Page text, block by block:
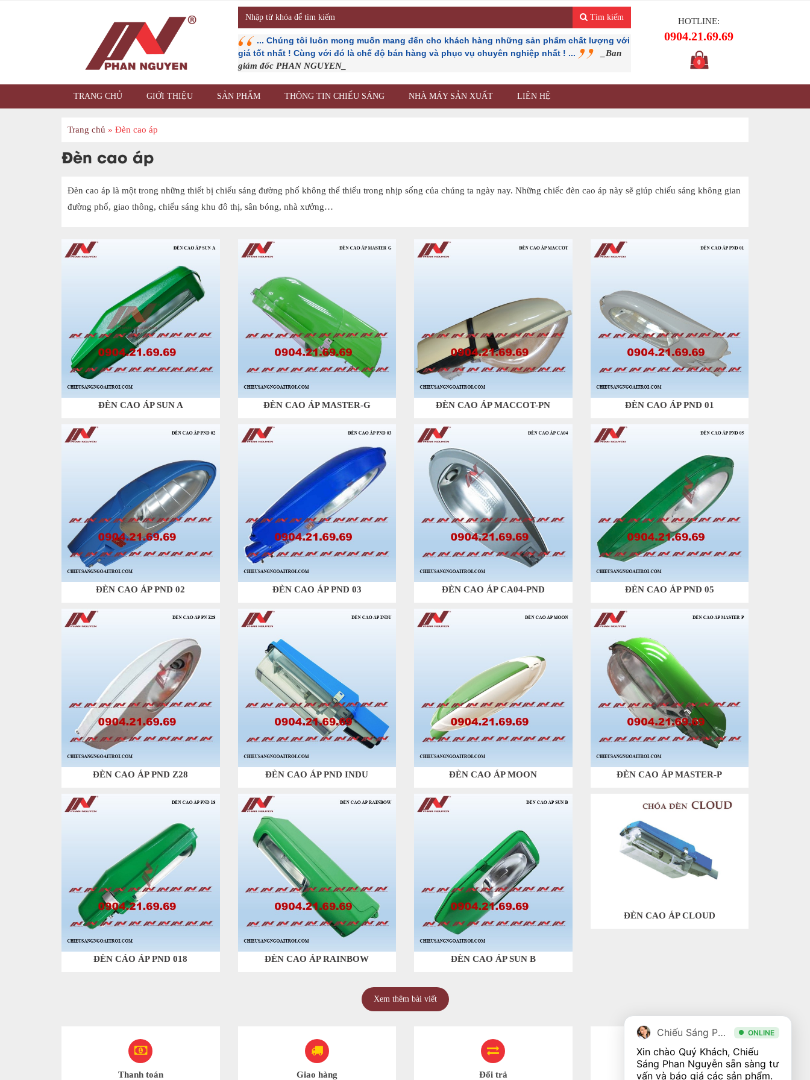
Tìm kiếm
... Chúng tôi luôn mong muốn mang đến cho khách hàng những sản phẩm chất lượng với
giá tốt nhất ! Cùng với đó là chế độ bán hàng và phục vụ chuyên nghiệp nhất ! ...
_Ban
giám đốc PHAN NGUYEN_
HOTLINE:
0904.21.69.69
0
TRANG CHỦ GIỚI THIỆU SẢN PHẨM THÔNG TIN CHIẾU SÁNG NHÀ MÁY SẢN XUẤT LIÊN HỆ
Trang chủ » Đèn cao áp
Đèn cao áp
Đèn cao áp là một trong những thiết bị chiếu sáng đường phố không thể thiếu trong nhịp sống của chúng ta ngày nay. Những chiếc đèn cao áp này sẽ giúp chiếu sáng không gian
đường phố, giao thông, chiếu sáng khu đô thị, sân bóng, nhà xưởng…
ĐÈN CAO ÁP SUN A ĐÈN CAO ÁP MASTER-G ĐÈN CAO ÁP MACCOT-PN ĐÈN CAO ÁP PND 01
ĐÈN CAO ÁP PND 02 ĐÈN CAO ÁP PND 03 ĐÈN CAO ÁP CA04-PND ĐÈN CAO ÁP PND 05
ĐÈN CAO ÁP PND Z28 ĐÈN CAO ÁP PND INDU ĐÈN CAO ÁP MOON ĐÈN CAO ÁP MASTER-P
ĐÈN CÁO ÁP PND 018 ĐÈN CAO ÁP RAINBOW ĐÈN CAO ÁP SUN B
ĐÈN CAO ÁP CLOUD
Xem thêm bài viết
Thanh toán Giao hàng Đổi trả Bảo hành
Chiếu Sáng Phan Nguyễn ONLINE
Xin chào Quý Khách, Chiếu
Sáng Phan Nguyễn sẵn sàng tư
vấn và báo giá các sản phẩm.